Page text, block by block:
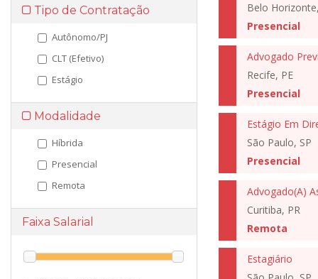
Tipo de Contratação
Autônomo/PJ
CLT (Efetivo)
Estágio
Modalidade
Híbrida
Presencial
Remota
Faixa Salarial
Belo
Presencial
Advogado
Recife, PE
Presencial
Estágio Em
São Paulo, SP
Presencial
Curitiba, PR
Remota
Estagiário